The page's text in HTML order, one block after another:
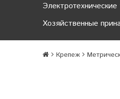
Хозяйственные
Крепеж